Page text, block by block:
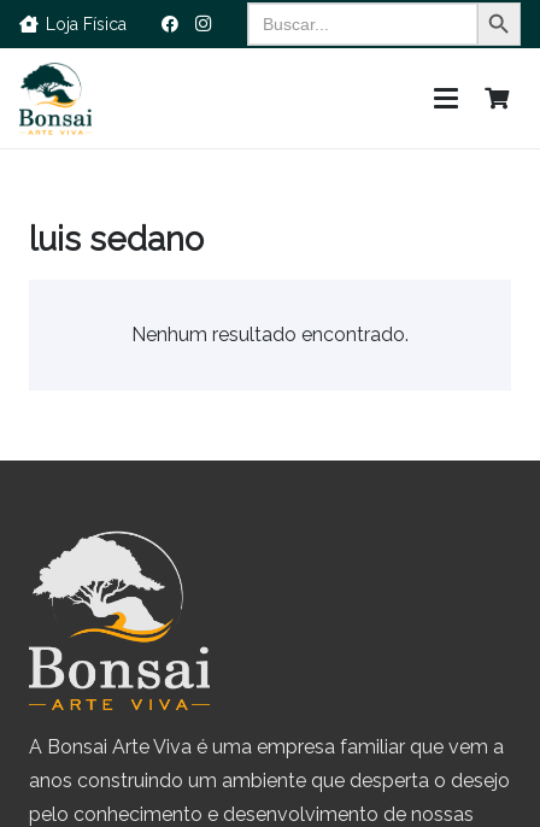
Loja Física
Search
for:
luis sedano
Nenhum resultado encontrado.
A Bonsai Arte Viva é uma empresa familiar que vem a
anos construindo um ambiente que desperta o desejo
pelo conhecimento e desenvolvimento de nossas